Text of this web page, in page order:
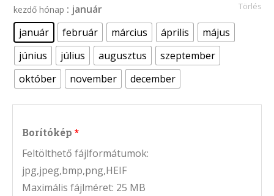
kezdő hónap : január
január
február március április
május
június
július augusztus
szeptember
október
november december
Törlés
Borítókép
Feltölthető fájlformátumok:
jpg,jpeg,bmp,png,HEIF
Maximális fájlméret: 25 MB